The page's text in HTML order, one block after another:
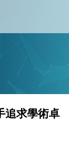
追求學術卓